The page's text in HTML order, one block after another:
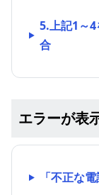
5.上記1～
合
エラーが表
「不正な